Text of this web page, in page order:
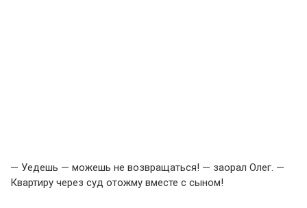
— Уедешь — можешь не возвращаться! — заорал Олег. —
Квартиру через суд отожму вместе с сыном!